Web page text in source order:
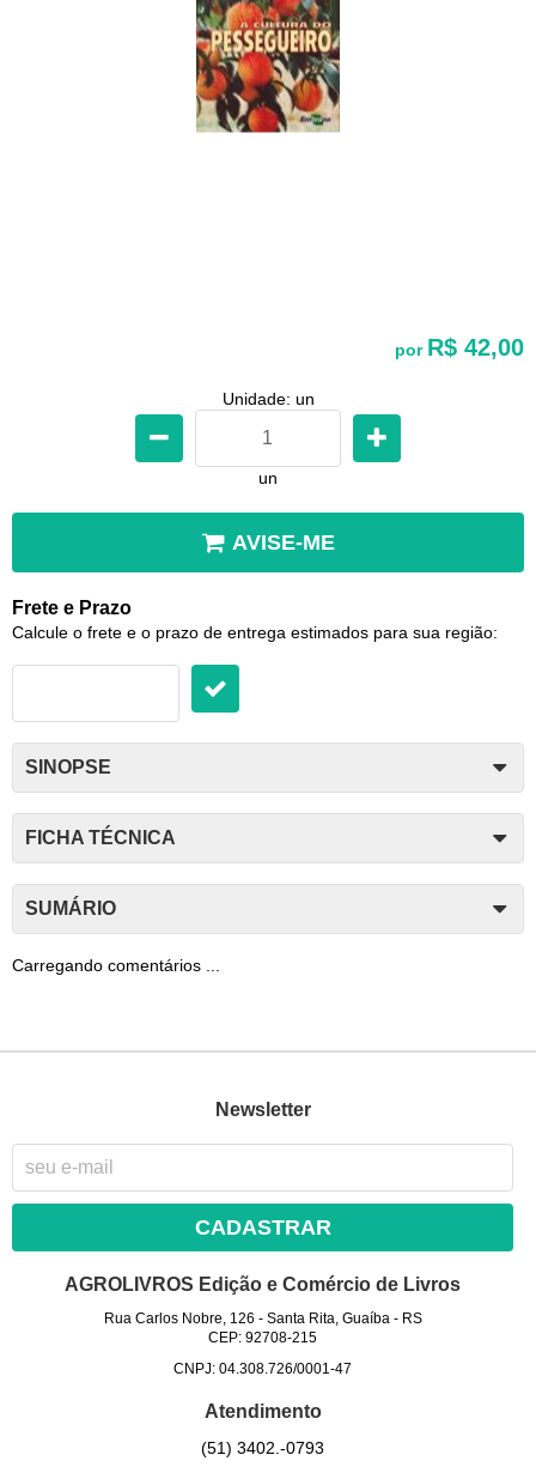
por R$ 42,00
Unidade: un
un
AVISE-ME
Frete e Prazo
Calcule o frete e o prazo de entrega estimados para sua região:
SINOPSE
FICHA TÉCNICA
SUMÁRIO
Carregando comentários ...
Newsletter
CADASTRAR
AGROLIVROS Edição e Comércio de Livros
Rua Carlos Nobre, 126 - Santa Rita, Guaíba- RS
CEP: 92708-215
CNPJ: 04.308.726/0001-47
Atendimento
(51) 3402.-0793